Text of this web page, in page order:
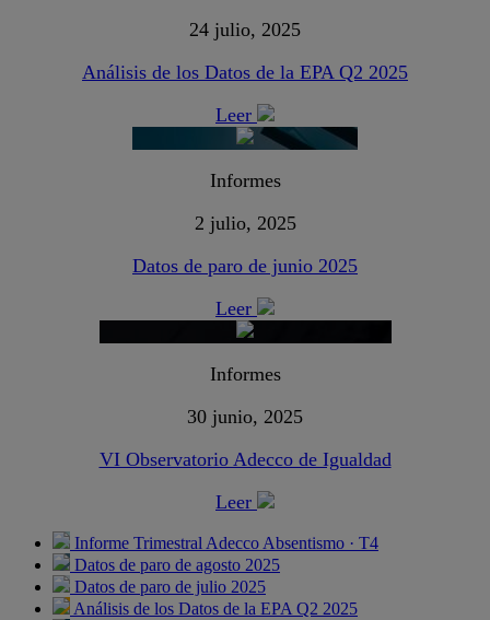
24 julio, 2025
Análisis de los Datos de la EPA Q2 2025
Leer
Informes
2 julio, 2025
Datos de paro de junio 2025
Leer
Informes
30 junio, 2025
VI Observatorio Adecco de Igualdad
Leer
Informe Trimestral Adecco Absentismo · T4
Datos de paro de agosto 2025
Datos de paro de julio 2025
Análisis de los Datos de la EPA Q2 2025